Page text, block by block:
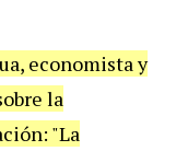
economista y
la
"La